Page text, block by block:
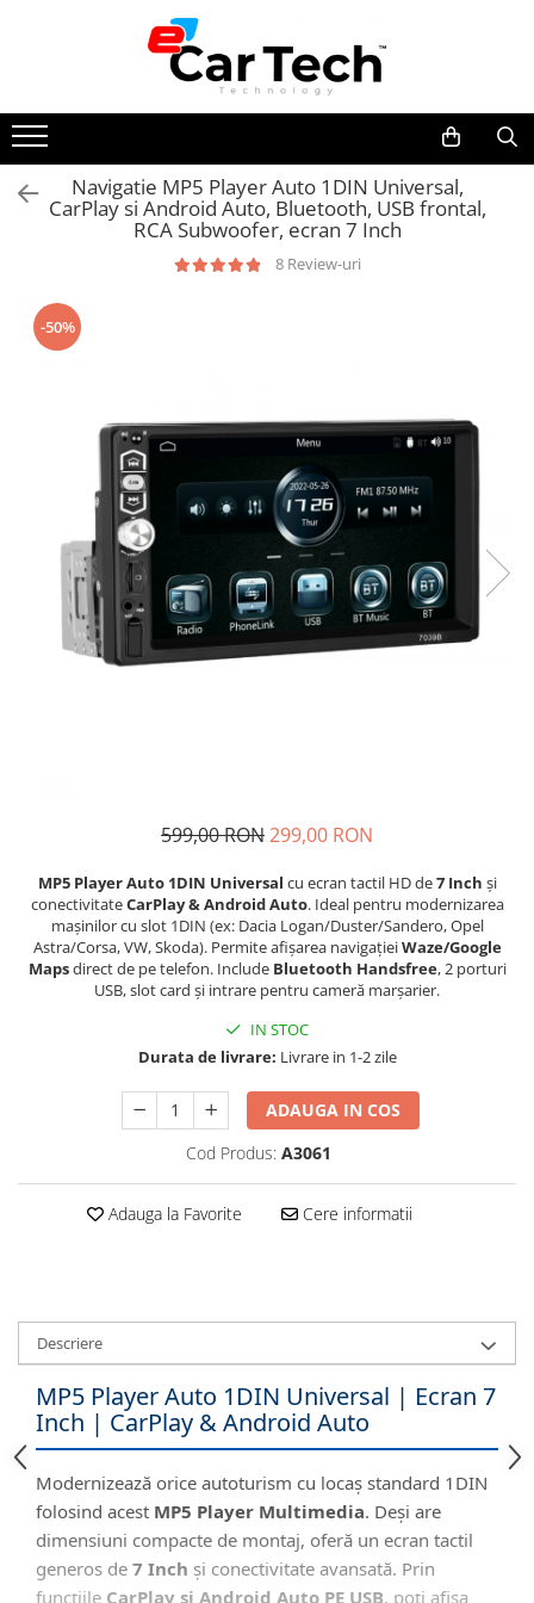
Summer sale
Navigatie dedicata
Navigatii Volkswagen
Navigatii Seat
Navigatii Ford
Navigatii Hyundai
Navigatii Toyota
Navigatii Dacia
Navigatii Peugeot
Navigatii Audi
Navigatii BMW
Navigatii Mercedes
Navigatii Mitsubishi
Navigatii KIA
Navigatii Renault
Navigatii Mazda
Navigatii Chevrolet
Navigatii Honda
Navigatii Jeep
Navigatii Porsche
Navigatie universala
Playere auto
Navigatii 2 DIN
Navigatii 1 DIN
Navigatie GPS Portabil
Accesorii navigatii
CarPlay&Android Auto
Navigatie MP5 Player Auto 1DIN Universal,
CarPlay si Android Auto, Bluetooth, USB frontal,
RCA Subwoofer, ecran 7 Inch
8 Review-uri
-50%
599,00 RON299,00 RON
MP5 Player Auto 1DIN Universal cu ecran tactil HD de7 Inch și
conectivitateCarPlay & Android Auto. Ideal pentru modernizarea
mașinilor cu slot 1DIN (ex: Dacia Logan/Duster/Sandero, Opel
Astra/Corsa, VW, Skoda). Permite afișarea navigațieiWaze/Google
Mapsdirect de pe telefon. Include Bluetooth Handsfree, 2 porturi
USB, slot card și intrare pentru cameră marșarier.
IN STOC
Durata de livrare: Livrare in 1-2 zile
ADAUGA IN COS
Cod Produs: A3061
Adauga la Favorite Cere informatii
Descriere
MP5 Player Auto 1DIN Universal | Ecran 7
Inch | CarPlay & Android Auto
Modernizează orice autoturism cu locaș standard 1DIN
folosind acest MP5 Player Multimedia. Deși are
dimensiuni compacte de montaj, oferă un ecran tactil
generos de 7 Inch și conectivitate avansată. Prin
funcțiile CarPlay și Android Auto PE USB, poți afișa